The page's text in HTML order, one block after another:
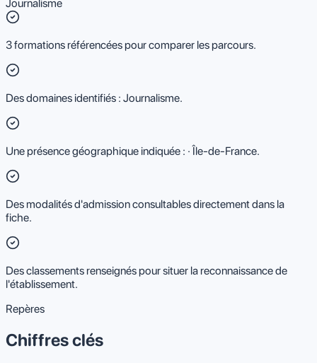
nombreux projets pratiques. Le campus, situé à Paris, dispose de
studios, plateaux TV et espaces de rédaction pour s’entraîner en
conditions réelles. L’école bénéficie d’un solide réseau de
partenaires médias facilitant l’insertion professionnelle des
étudiants.
Journalisme
3 formations référencées pour comparer les parcours.
Des domaines identifiés : Journalisme.
Une présence géographique indiquée : · Île-de-France.
Des modalités d'admission consultables directement dans la
fiche.
Des classements renseignés pour situer la reconnaissance de
l'établissement.
Repères
Chiffres clés